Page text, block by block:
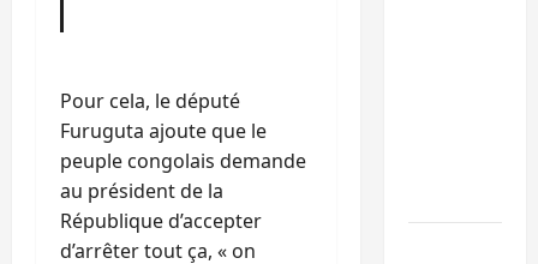
Pour cela, le député
Furuguta ajoute que le
peuple congolais demande
au président de la
République d’accepter
d’arrêter tout ça, « on